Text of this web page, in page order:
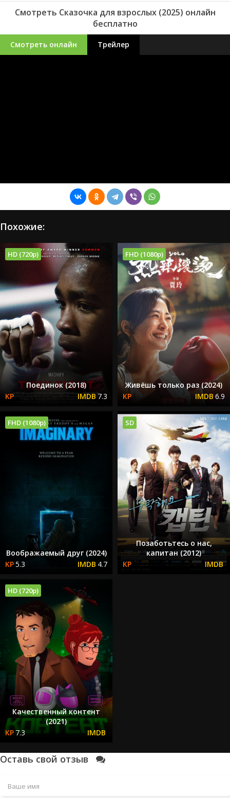
Смотреть Сказочка для взрослых (2025) онлайн
бесплатно
Смотреть онлайн Трейлер
Похожие:
HD (720p)
Поединок (2018)
7.3
FHD (1080p)
Живёшь только раз (2024)
6.9
FHD (1080p)
Воображаемый друг (2024)
5.3
4.7
SD
Позаботьтесь о нас,
капитан (2012)
HD (720p)
Качественный контент
(2021)
7.3
Оставь свой отзыв